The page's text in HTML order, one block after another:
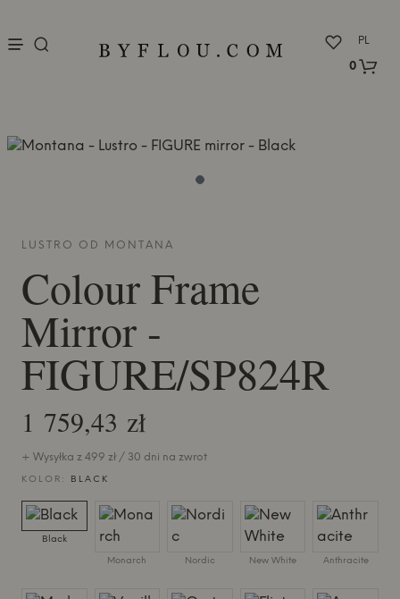
PL
0
LUSTRO OD MONTANA
Colour Frame
Mirror -
FIGURE/SP824R
1 759,43 zł
+ Wysyłka z 499 zł / 30 dni na zwrot
KOLOR: BLACK
Black
Monarch Nordic New White Anthracite